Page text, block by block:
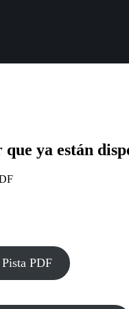
ya están
PDF